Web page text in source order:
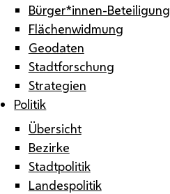
Bürger*innen-Beteiligung
Flächenwidmung
Geodaten
Stadtforschung
Strategien
Politik
Übersicht
Bezirke
Stadtpolitik
Landespolitik